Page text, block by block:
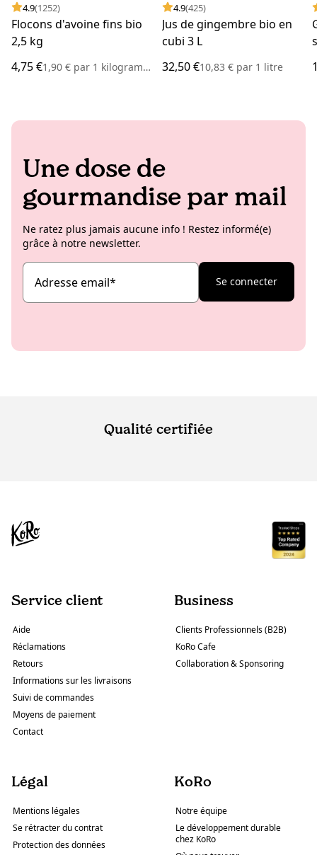
4.9(1252)
Flocons d'avoine fins bio
2,5 kg
4,75 €1,90 € par 1 kilogramme
4.9(425)
Jus de gingembre bio en
cubi 3 L
32,50 €10,83 € par1 litre
Une dose de
gourmandise par mail
Ne ratez plus jamais aucune info ! Restez informé(e)
grâce à notre newsletter.
Adresse email* Se connecter
Qualité certifiée
Service client
Aide
Réclamations
Retours
Informations sur les livraisons
Suivi de commandes
Moyens de paiement
Contact
Business
Clients Professionnels (B2B)
KoRo Cafe
Collaboration & Sponsoring
Légal
Mentions légales
Se rétracter du contrat
Protection des données
KoRo
Notre équipe
Le développement durable
chez KoRo